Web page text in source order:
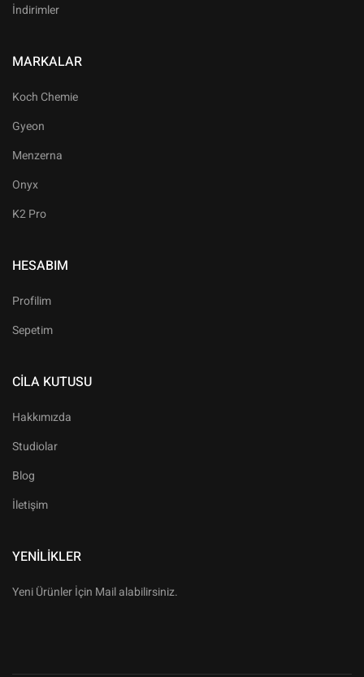
İndirimler
MARKALAR
Koch Chemie
Gyeon
Menzerna
Onyx
K2 Pro
HESABIM
Profilim
Sepetim
CILA KUTUSU
Hakkımızda
Studiolar
Blog
İletişim
YENILIKLER
Yeni Ürünler İçin Mail alabilirsiniz.